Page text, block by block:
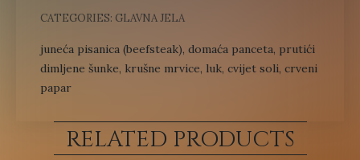
CATEGORIES: GLAVNA JELA
juneća pisanica (beefsteak), domaća panceta, prutići
dimljene šunke, krušne mrvice, luk, cvijet soli, crveni
papar
RELATED PRODUCTS